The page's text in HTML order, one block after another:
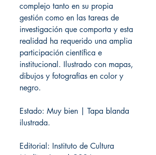
complejo tanto en su propia
gestión como en las tareas de
investigación que comporta y esta
realidad ha requerido una amplia
participación científica e
institucional. Ilustrado con mapas,
dibujos y fotografías en color y
negro.
Estado: Muy bien | Tapa blanda
ilustrada.
Editorial: Instituto de Cultura